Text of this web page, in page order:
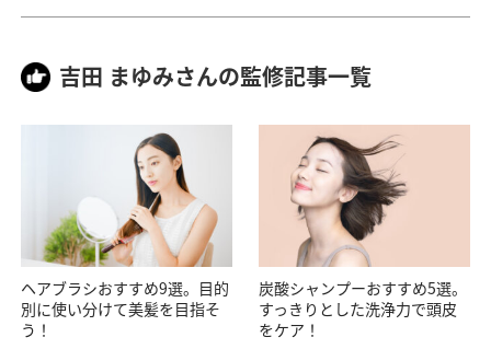
吉田 まゆみさんの監修記事一覧
ヘアブラシおすすめ9選。目的
別に使い分けて美髪を目指そ
う！
炭酸シャンプーおすすめ5選。
すっきりとした洗浄力で頭皮
をケア！